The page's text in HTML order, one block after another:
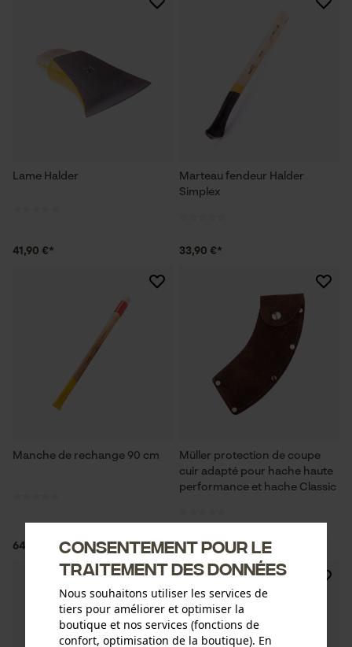
Lame Halder
41,90 €*
Marteau fendeur Halder
Simplex
33,90 €*
Manche de rechange 90 cm
64,90 €*
Müller protection de coupe
cuir adapté pour hache haute
performance et hache Classic
8,91 €*
Consentement pour le
traitement des données
Nous souhaitons utiliser les services de
tiers pour améliorer et optimiser la
boutique et nos services (fonctions de
confort, optimisation de la boutique). En